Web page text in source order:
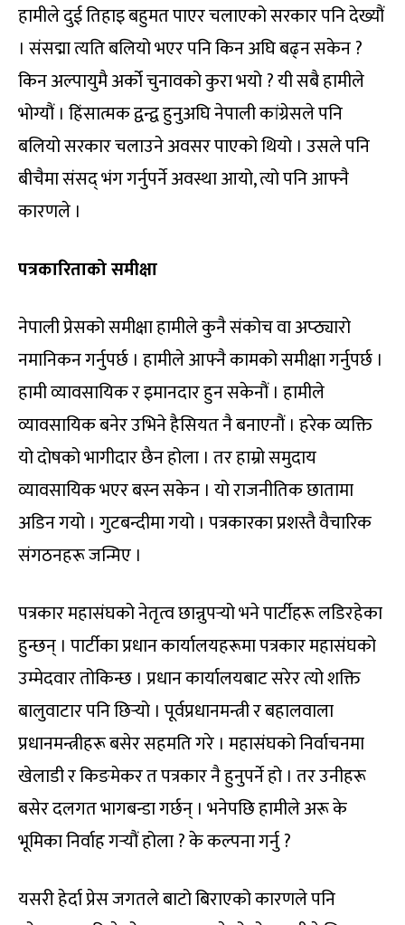
हामीले दुई तिहाइ बहुमत पाएर चलाएको सरकार पनि देख्यौं
। संसद्मा त्यति बलियो भएर पनि किन अघि बढ्न सकेन ?
किन अल्पायुमै अर्को चुनावको कुरा भयो ? यी सबै हामीले
भोग्यौं । हिंसात्मक द्वन्द्व हुनुअघि नेपाली कांग्रेसले पनि
बलियो सरकार चलाउने अवसर पाएको थियो । उसले पनि
बीचैमा संसद् भंग गर्नुपर्ने अवस्था आयो, त्यो पनि आफ्नै
कारणले ।
पत्रकारिताको समीक्षा
नेपाली प्रेसको समीक्षा हामीले कुनै संकोच वा अप्ठ्यारो
नमानिकन गर्नुपर्छ । हामीले आफ्नै कामको समीक्षा गर्नुपर्छ ।
हामी व्यावसायिक र इमानदार हुन सकेनौं । हामीले
व्यावसायिक बनेर उभिने हैसियत नै बनाएनौं । हरेक व्यक्ति
यो दोषको भागीदार छैन होला । तर हाम्रो समुदाय
व्यावसायिक भएर बस्न सकेन । यो राजनीतिक छातामा
अडिन गयो । गुटबन्दीमा गयो । पत्रकारका प्रशस्तै वैचारिक
संगठनहरू जन्मिए ।
पत्रकार महासंघको नेतृत्व छान्नुपर्‍यो भने पार्टीहरू लडिरहेका
हुन्छन् । पार्टीका प्रधान कार्यालयहरूमा पत्रकार महासंघको
उम्मेदवार तोकिन्छ । प्रधान कार्यालयबाट सरेर त्यो शक्ति
बालुवाटार पनि छिर्‍यो । पूर्वप्रधानमन्त्री र बहालवाला
प्रधानमन्त्रीहरू बसेर सहमति गरे । महासंघको निर्वाचनमा
खेलाडी र किङमेकर त पत्रकार नै हुनुपर्ने हो । तर उनीहरू
बसेर दलगत भागबन्डा गर्छन् । भनेपछि हामीले अरू के
भूमिका निर्वाह गर्‍यौं होला ? के कल्पना गर्नु ?
यसरी हेर्दा प्रेस जगतले बाटो बिराएको कारणले पनि